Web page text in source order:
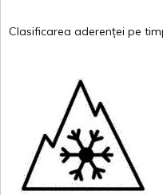
Clasificarea aderenței pe